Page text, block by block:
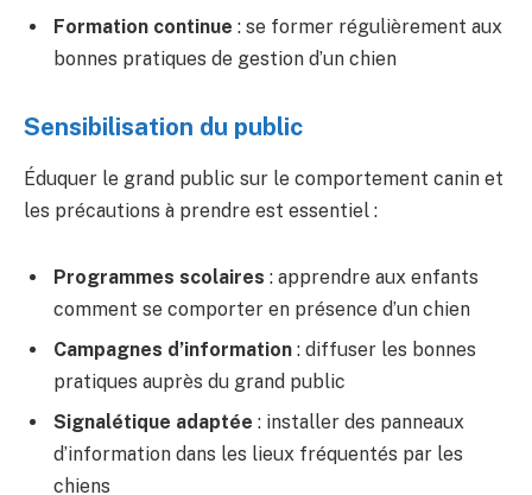
Formation continue : se former régulièrement aux
bonnes pratiques de gestion d’un chien
Sensibilisation du public
Éduquer le grand public sur le comportement canin et
les précautions à prendre est essentiel :
Programmes scolaires : apprendre aux enfants
comment se comporter en présence d’un chien
Campagnes d’information : diffuser les bonnes
pratiques auprès du grand public
Signalétique adaptée : installer des panneaux
d’information dans les lieux fréquentés par les
chiens